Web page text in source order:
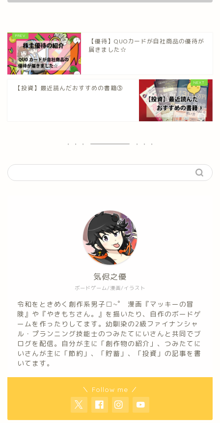
【優待】QUOカードが自社商品の優待が
届きました☆
【投資】最近読んだおすすめの書籍③
ボードゲーム/漫画/イラスト
気侭之優
令和をときめく創作系男子□~゜ 漫画『マッキーの冒
険』や『やきもちさん。』を描いたり、自作のボードゲ
ームを作ったりしてます。幼馴染の2級ファイナンシャ
ル・プランニング技能士のつみたてにいさんと共同でブ
ログを配信。自分が主に「創作物の紹介」、つみたてに
いさんが主に「節約」、「貯蓄」、「投資」の記事を書
いてます。
＼ Follow me ／